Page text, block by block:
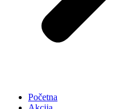
Početna